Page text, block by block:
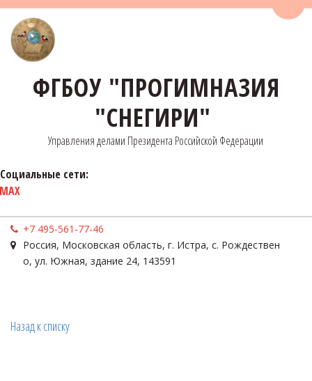
ФГБОУ "ПРОГИМНАЗИЯ
"СНЕГИРИ"
Управления делами Президента Российской Федерации
Социальные сети:
MAX
+7 495-561-77-46
Россия, Московская область, г. Истра, с. Рождествен
о, ул. Южная, здание 24, 143591
Назад к списку